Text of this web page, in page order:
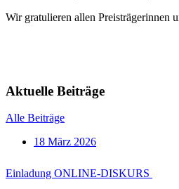
Wir gratulieren allen Preisträgerinnen
Aktuelle Beiträge
Alle Beiträge
18 März 2026
Einladung ONLINE-DISKURS